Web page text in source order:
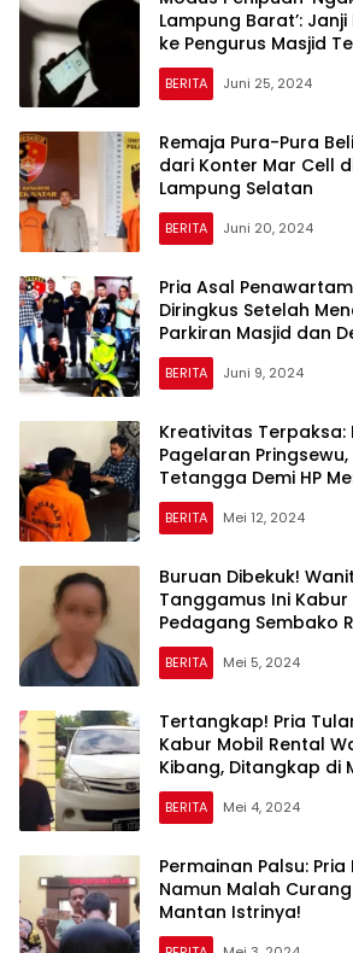
Lampung Barat’:
ke Pengurus Masjid
BERITA Juni 25, 2024
Remaja Pura-Pura
dari Konter Mar Cell
Lampung Selatan
BERITA Juni 20, 2024
Pria Asal
Diringkus Setelah
Parkiran Masjid dan
BERITA Juni 9, 2024
Kreativitas Terpaksa:
Pagelaran
Tetangga Demi HP
Uang
BERITA Mei 12, 2024
Buruan Dibekuk!
Tanggamus Ini Kabur
Pedagang Sembako
Tertangkap di Bekasi
BERITA Mei 5, 2024
Tertangkap! Pria
Kabur Mobil Rental
Kibang, Ditangkap di
BERITA Mei 4, 2024
Permainan Palsu:
Namun Malah
Mantan Istrinya!